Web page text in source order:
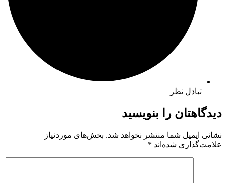
تبادل نظر
دیدگاهتان را بنویسید
نشانی ایمیل شما منتشر نخواهد شد. بخش‌های موردنیاز
علامت‌گذاری شده‌اند *